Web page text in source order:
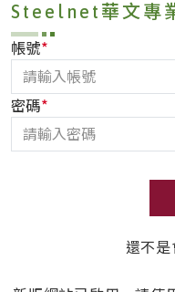
Steelnet華文專
帳號*
密碼*
還不是